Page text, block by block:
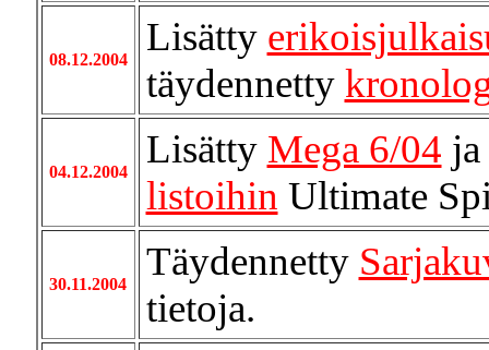
08.12.2004
Lisätty
täydennetty
04.12.2004
Lisätty Mega 6/04
listoihin Ultimate
30.11.2004
Täydennetty
tietoja.